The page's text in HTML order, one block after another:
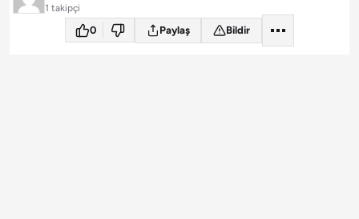
1 takipçi
0 Paylaş Bildir